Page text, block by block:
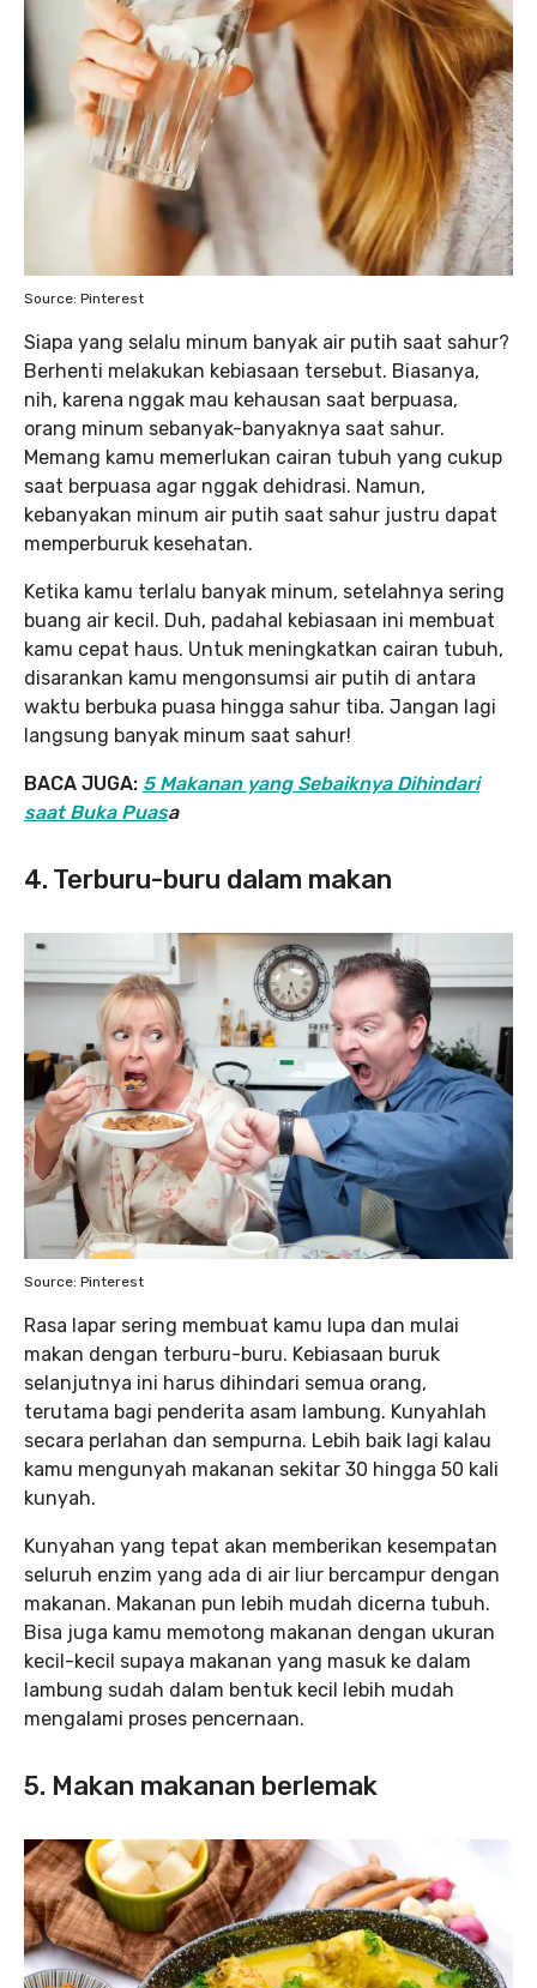
Source: Pinterest
Siapa yang selalu minum banyak air putih saat sahur?
Berhenti melakukan kebiasaan tersebut. Biasanya,
nih, karena nggak mau kehausan saat berpuasa,
orang minum sebanyak-banyaknya saat sahur.
Memang kamu memerlukan cairan tubuh yang cukup
saat berpuasa agar nggak dehidrasi. Namun,
kebanyakan minum air putih saat sahur justru dapat
memperburuk kesehatan.
Ketika kamu terlalu banyak minum, setelahnya sering
buang air kecil. Duh, padahal kebiasaan ini membuat
kamu cepat haus. Untuk meningkatkan cairan tubuh,
disarankan kamu mengonsumsi air putih di antara
waktu berbuka puasa hingga sahur tiba. Jangan lagi
langsung banyak minum saat sahur!
BACA JUGA: 5 Makanan yang Sebaiknya Dihindari
saat Buka Puasa
4. Terburu-buru dalam makan
Source: Pinterest
Rasa lapar sering membuat kamu lupa dan mulai
makan dengan terburu-buru. Kebiasaan buruk
selanjutnya ini harus dihindari semua orang,
terutama bagi penderita asam lambung. Kunyahlah
secara perlahan dan sempurna. Lebih baik lagi kalau
kamu mengunyah makanan sekitar 30 hingga 50 kali
kunyah.
Kunyahan yang tepat akan memberikan kesempatan
seluruh enzim yang ada di air liur bercampur dengan
makanan. Makanan pun lebih mudah dicerna tubuh.
Bisa juga kamu memotong makanan dengan ukuran
kecil-kecil supaya makanan yang masuk ke dalam
lambung sudah dalam bentuk kecil lebih mudah
mengalami proses pencernaan.
5. Makan makanan berlemak